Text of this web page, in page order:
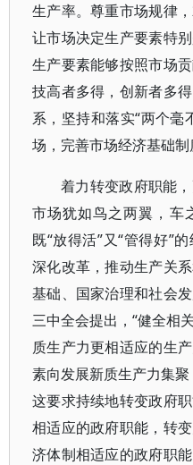
生产率。尊重市场规律
让市场决定生产要素特
生产要素能够按照市场
技高者多得，创新者多
系，坚持和落实“两个毫
场，完善市场经济基础制
着力转变政府职能
市场犹如鸟之两翼，车
既“放得活”又“管得好”
深化改革，推动生产关
基础、国家治理和社会
三中全会提出，“健全相
质生产力更相适应的生
素向发展新质生产力集聚
这要求持续地转变政府
相适应的政府职能，转
济体制相适应的政府职